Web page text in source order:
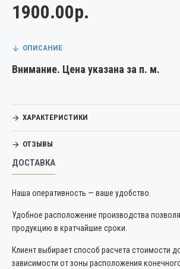
1900.00р.
ОПИСАНИЕ
Внимание. Цена указана за п. м.
ХАРАКТЕРИСТИКИ
ОТЗЫВЫ
ДОСТАВКА
Наша оперативность — ваше удобство.
Удобное расположение производства
продукцию в кратчайшие сроки.
Клиент выбирает способ расчета стоимости
зависимости от зоны расположения конечного